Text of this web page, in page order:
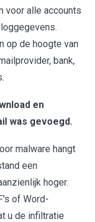
voor alle accounts
op de hoogte van
bank,
en
was gevoegd.
malware hangt
een
hoger.
of Word-
u de infiltratie